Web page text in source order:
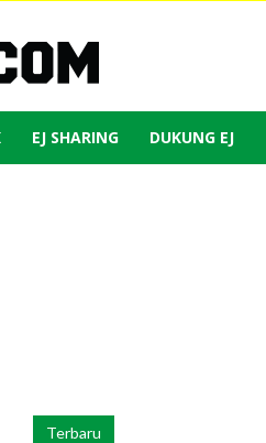
EJ SHARING DUKUNG EJ
Terbaru